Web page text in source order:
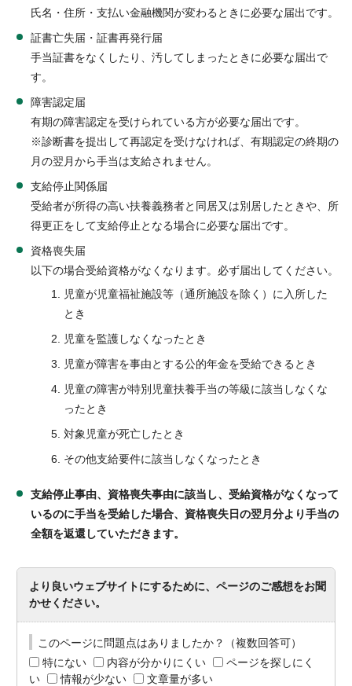
氏名・住所・支払い金融機関が変わるときに必要な届出です。
証書亡失届・証書再発行届
手当証書をなくしたり、汚してしまったときに必要な届出で
す。
障害認定届
有期の障害認定を受けられている方が必要な届出です。
※診断書を提出して再認定を受けなければ、有期認定の終期の
月の翌月から手当は支給されません。
支給停止関係届
受給者が所得の高い扶養義務者と同居又は別居したときや、所
得更正をして支給停止となる場合に必要な届出です。
資格喪失届
以下の場合受給資格がなくなります。必ず届出してください。
児童が児童福祉施設等（通所施設を除く）に入所した
とき
児童を監護しなくなったとき
児童が障害を事由とする公的年金を受給できるとき
児童の障害が特別児童扶養手当の等級に該当しなくな
ったとき
対象児童が死亡したとき
その他支給要件に該当しなくなったとき
支給停止事由、資格喪失事由に該当し、受給資格がなくなって
いるのに手当を受給した場合、資格喪失日の翌月分より手当の
全額を返還していただきます。
より良いウェブサイトにするために、ページのご感想をお聞
かせください。
このページに問題点はありましたか？（複数回答可）
特にない
内容が分かりにくい
ページを探しにく
い
情報が少ない 文章量が多い